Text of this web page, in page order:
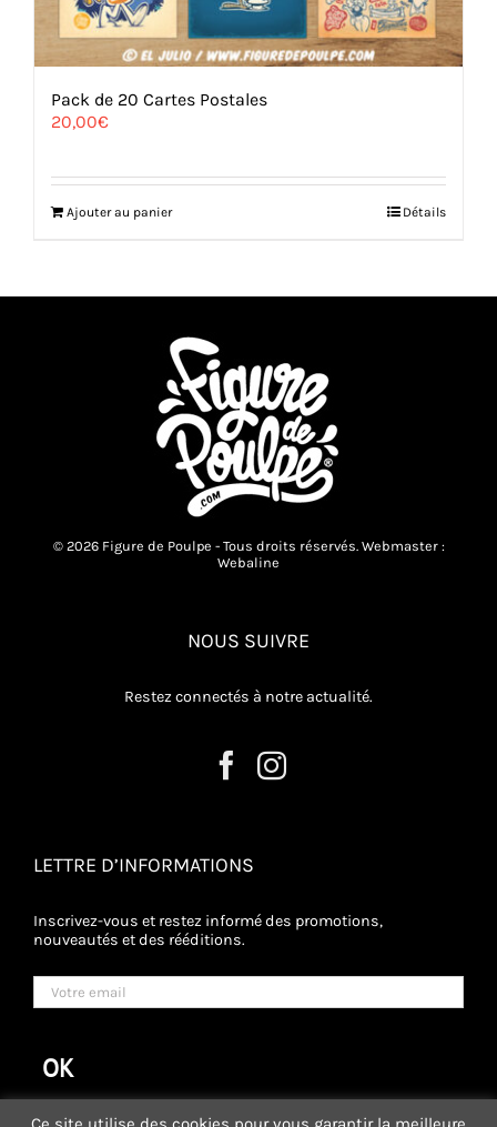
Pack de 20 Cartes Postales
20,00€
Ajouter au panier Détails
© 2026 Figure de Poulpe - Tous droits réservés. Webmaster :
Webaline
NOUS SUIVRE
Restez connectés à notre actualité.
LETTRE D’INFORMATIONS
Inscrivez-vous et restez informé des promotions,
nouveautés et des rééditions.